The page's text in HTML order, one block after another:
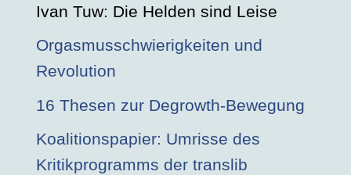
Ivan Tuw: Die Helden sind Leise
Orgasmusschwierigkeiten und
Revolution
16 Thesen zur Degrowth-Bewegung
Koalitionspapier: Umrisse des
Kritikprogramms der translib